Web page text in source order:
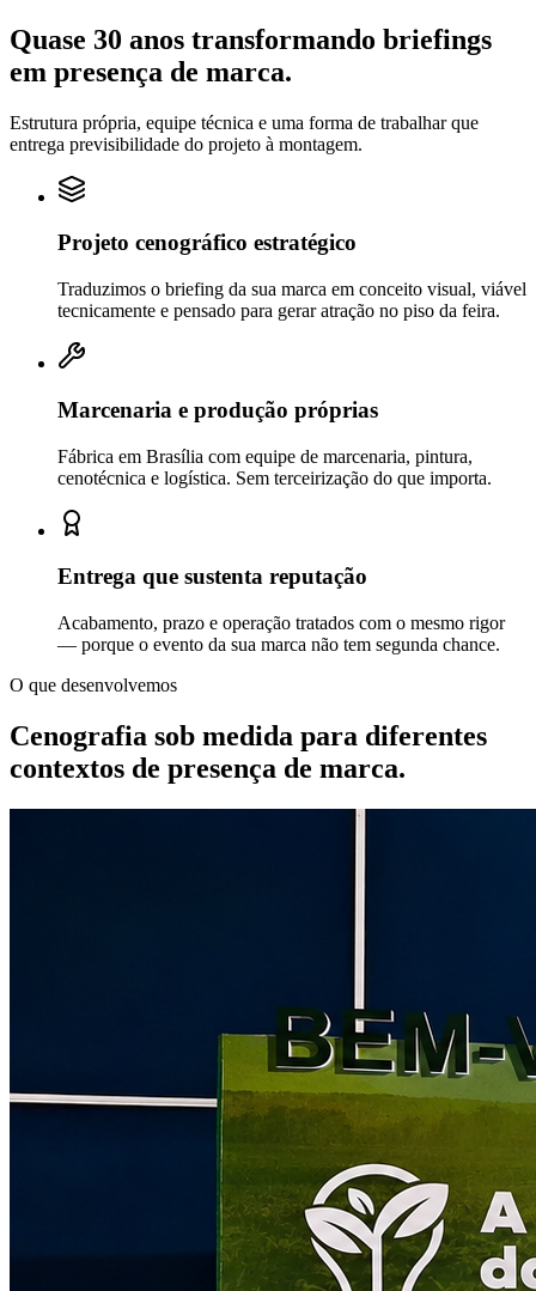
Quase 30 anos transformando briefings
em presença de marca.
Estrutura própria, equipe técnica e uma forma de trabalhar que
entrega previsibilidade do projeto à montagem.
Projeto cenográfico estratégico
Traduzimos o briefing da sua marca em conceito visual, viável
tecnicamente e pensado para gerar atração no piso da feira.
Marcenaria e produção próprias
Fábrica em Brasília com equipe de marcenaria, pintura,
cenotécnica e logística. Sem terceirização do que importa.
Entrega que sustenta reputação
Acabamento, prazo e operação tratados com o mesmo rigor
— porque o evento da sua marca não tem segunda chance.
O que desenvolvemos
Cenografia sob medida para diferentes
contextos de presença de marca.